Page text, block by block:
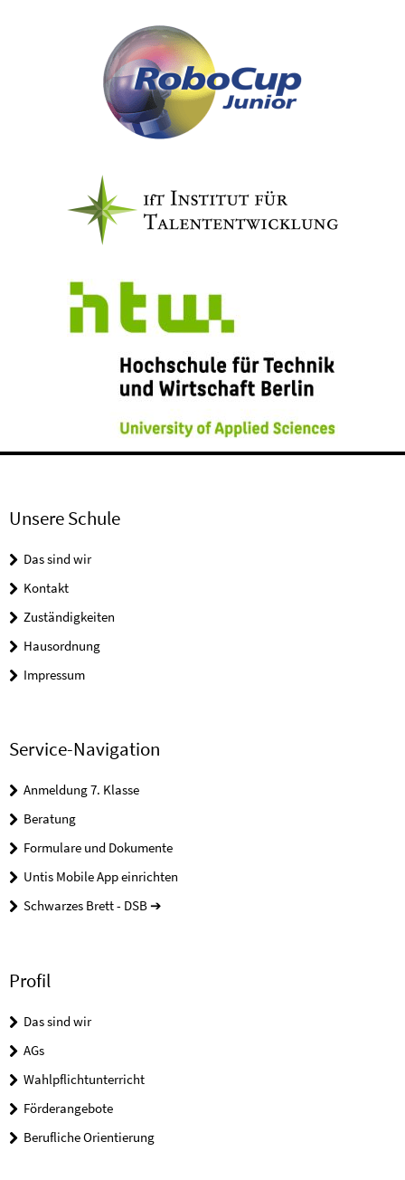
Unsere Schule
Das sind wir
Kontakt
Zuständigkeiten
Hausordnung
Impressum
Service-Navigation
Anmeldung 7. Klasse
Beratung
Formulare und Dokumente
Untis Mobile App einrichten
Schwarzes Brett - DSB ➔
Profil
Das sind wir
AGs
Wahlpflichtunterricht
Förderangebote
Berufliche Orientierung